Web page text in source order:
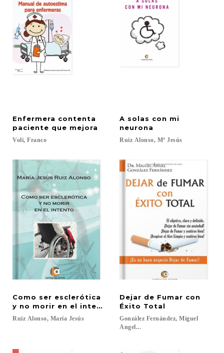
Enfermera contenta
paciente que mejora
Voli, Franco
A solas con mi
neurona
Ruiz Alonso, Mª Jesús
Como ser esclerótica
y no morir en el intento
Ruiz Alonso, María Jesús
Dejar de Fumar con
Éxito Total
González Fernández, Miguel
Angel...